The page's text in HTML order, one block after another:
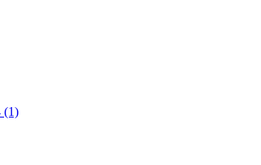
(1)